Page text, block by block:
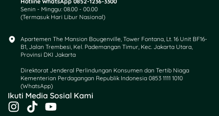
Senin - Minggu: 08.00 - 00.00
(Termasuk Hari Libur Nasional)
Apartemen The Mansion Bougenville, Tower Fontana, Lt. 16 Unit BF16-
B1, Jalan Trembesi, Kel. Pademangan Timur, Kec. Jakarta Utara,
Provinsi DKI Jakarta
Direktorat Jenderal Perlindungan Konsumen dan Tertib Niaga
Kementerian Perdagangan Republik Indonesia 0853 1111 1010
(WhatsApp)​
Ikuti Media Sosial Kami
I
T
Y